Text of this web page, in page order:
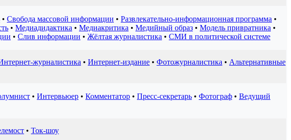
• Свобода массовой информации • Развлекательно-информационная программа •
• Медиадидактика • Медиакритика • Медийный образ • Модель привратника •
• Слив информации • Жёлтая журналистика • СМИ в политической системе
журналистика • Интернет-издание • Фотожурналистика • Альтернативные
• Интервьюер • Комментатор • Пресс-секретарь • Фотограф • Ведущий
• Ток-шоу